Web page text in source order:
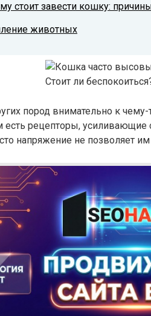
стоит завести кошку:
животных
пород внимательно к
есть рецепторы, усиливающие
напряжение не позволяет